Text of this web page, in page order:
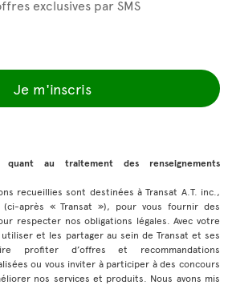
exclusives par SMS
Je m'inscris
quant au traitement des renseignements
recueillies sont destinées à Transat A.T. inc.,
après « Transat »), pour vous fournir des
respecter nos obligations légales. Avec votre
et les partager au sein de Transat et ses
profiter d’offres et recommandations
ou vous inviter à participer à des concours
nos services et produits. Nous avons mis